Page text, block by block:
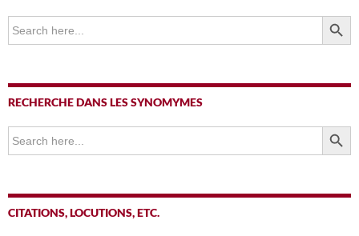
Search
for:
SEARCH
RECHERCHE DANS LES SYNOMYMES
Search
for:
SEARCH
CITATIONS, LOCUTIONS, ETC.